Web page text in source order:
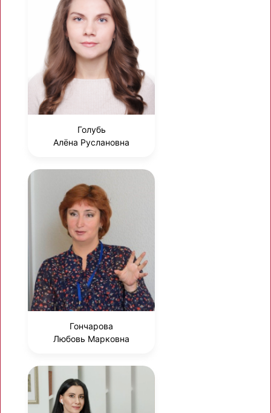
Голубь
Алёна Руслановна
Гончарова
Любовь Марковна